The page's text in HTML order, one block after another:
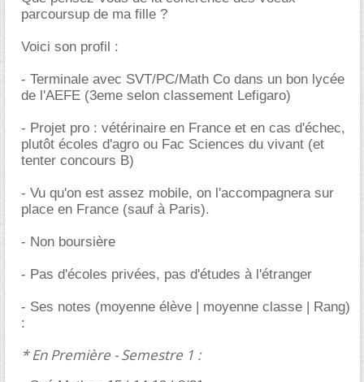
parcoursup de ma fille ?
Voici son profil :
- Terminale avec SVT/PC/Math Co dans un bon lycée
de l'AEFE (3eme selon classement Lefigaro)
- Projet pro : vétérinaire en France et en cas d'échec,
plutôt écoles d'agro ou Fac Sciences du vivant (et
tenter concours B)
- Vu qu'on est assez mobile, on l'accompagnera sur
place en France (sauf à Paris).
- Non boursière
- Pas d'écoles privées, pas d'études à l'étranger
- Ses notes (moyenne élève | moyenne classe | Rang)
:
* En Première - Semestre 1 :